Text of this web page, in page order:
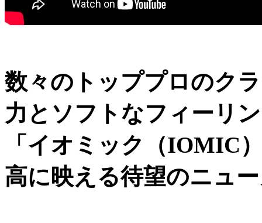
数々のトッププロのク
力とソフトなフィーリ
「イオミック（IOMIC
高に映える待望のニュ